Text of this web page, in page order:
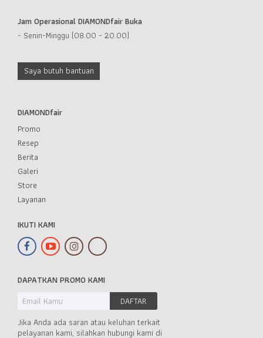
Jam Operasional DIAMONDfair Buka
- Senin-Minggu (08.00 - 20.00)
Saya butuh bantuan
DIAMONDfair
Promo
Resep
Berita
Galeri
Store
Layanan
IKUTI KAMI
DAPATKAN PROMO KAMI
Jika Anda ada saran atau keluhan terkait
pelayanan kami, silahkan hubungi kami di